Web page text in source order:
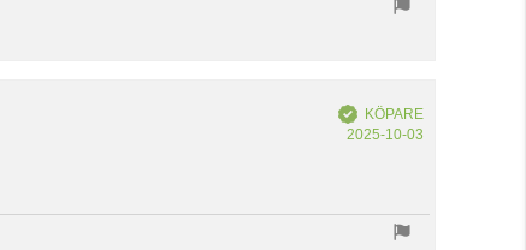
Bekräftad
KÖPARE
2025-10-03